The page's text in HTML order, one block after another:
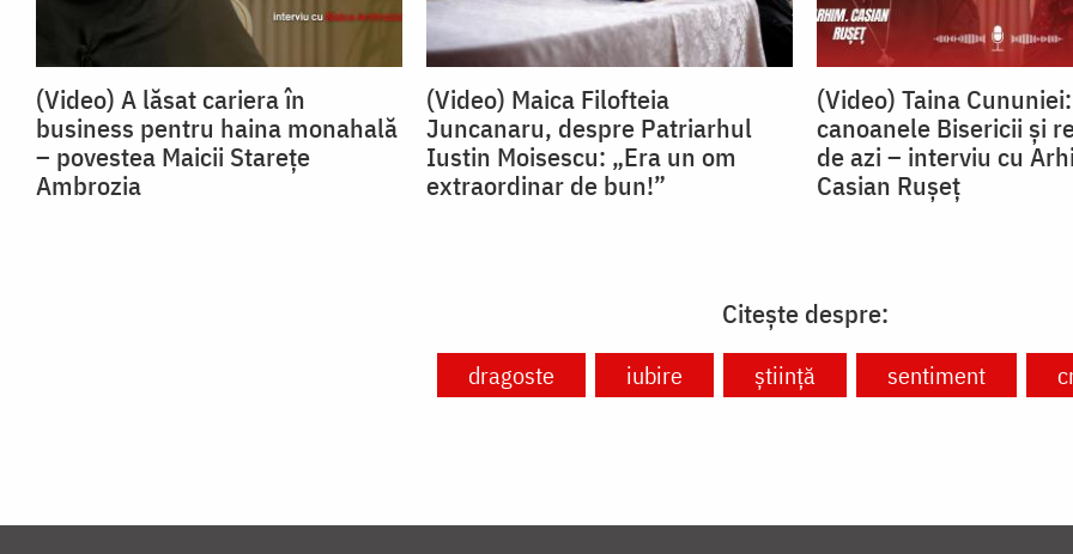
(Video) A lăsat cariera în
business pentru haina monahală
– povestea Maicii Starețe
Ambrozia
(Video) Maica Filofteia
Juncanaru, despre Patriarhul
Iustin Moisescu: „Era un om
extraordinar de bun!”
(Video) Taina
canoanele Bisericii și
de azi – interviu cu
Casian Rușeț
Citește despre:
dragoste iubire știință sentiment